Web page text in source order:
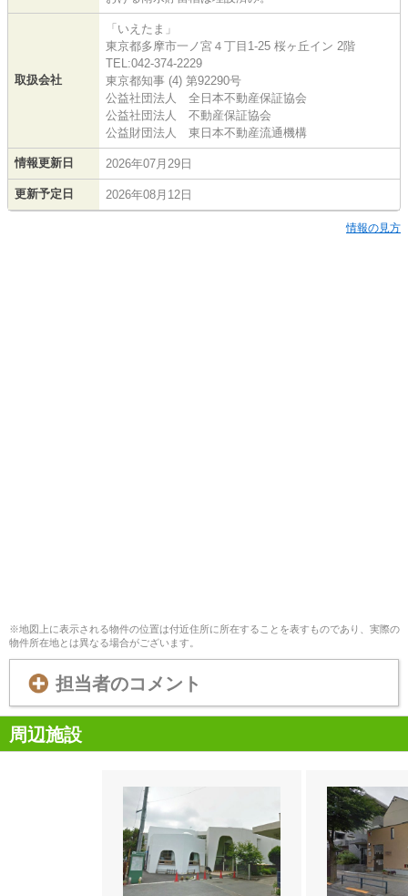
取扱会社
「いえたま」
東京都多摩市一ノ宮４丁目1-25 桜ヶ丘イン 2階
TEL:042-374-2229
東京都知事 (4) 第92290号
公益社団法人 全日本不動産保証協会
公益社団法人 不動産保証協会
公益財団法人 東日本不動産流通機構
情報更新日 2026年07月29日
更新予定日 2026年08月12日
情報の見方
※地図上に表示される物件の位置は付近住所に所在することを表すものであり、実際の
物件所在地とは異なる場合がございます。
担当者のコメント
周辺施設